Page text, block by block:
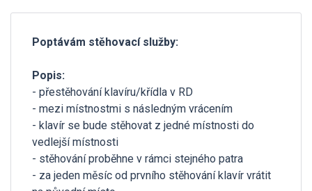
Poptávám stěhovací služby:
Popis:
- přestěhování klavíru/křídla v RD
- mezi místnostmi s následným vrácením
- klavír se bude stěhovat z jedné místnosti do
vedlejší místnosti
- stěhování proběhne v rámci stejného patra
- za jeden měsíc od prvního stěhování klavír vrátit